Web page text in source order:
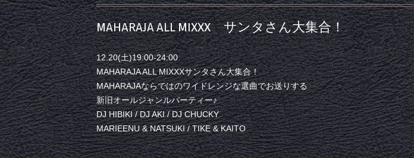
MAHARAJA ALL MIXXX サンタさん大集合！
12.20(土)19:00-24:00
MAHARAJA ALL MIXXXサンタさん大集合！
MAHARAJAならではのワイドレンジな選曲でお送りする
新旧オールジャンルパーティー♪
DJ HIBIKI / DJ AKI / DJ CHUCKY
MARIEENU & NATSUKI / TIKE & KAITO